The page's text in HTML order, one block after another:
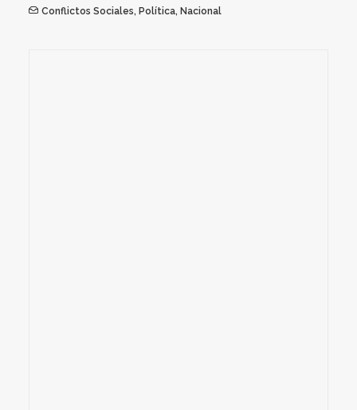
Conflictos Sociales, Política, Nacional